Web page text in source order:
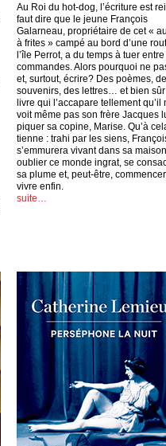
Au Roi du hot-dog, l’écriture est
faut dire que le jeune François
Galarneau, propriétaire de cet «
à frites » campé au bord d’une
l’île Perrot, a du temps à tuer
commandes. Alors pourquoi ne
et, surtout, écrire? Des poèmes,
souvenirs, des lettres… et bien
livre qui l’accapare tellement qu’il
voit même pas son frère Jacques
piquer sa copine, Marise. Qu’à
tienne : trahi par les siens,
s’emmurera vivant dans sa
oublier ce monde ingrat, se
sa plume et, peut-être,
vivre enfin.
suite…